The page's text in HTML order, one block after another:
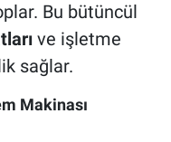
Bu bütüncül
ve işletme
sağlar.
Makinası